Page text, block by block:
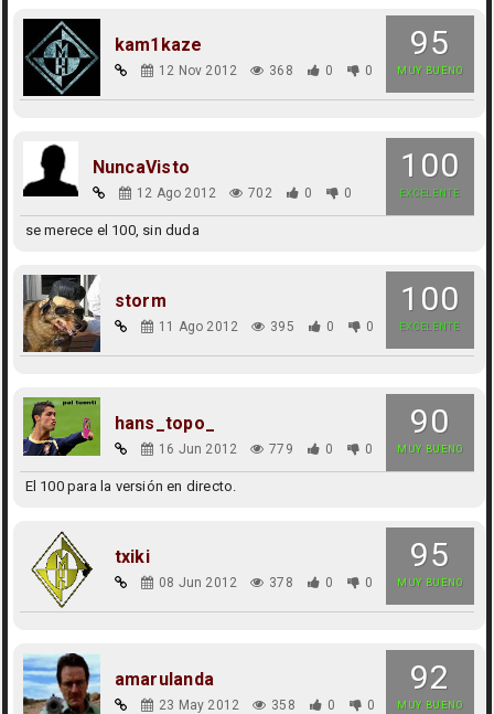
95
MUY BUENO
kam1kaze
12 Nov 2012 368 0 0
100
EXCELENTE
NuncaVisto
12 Ago 2012 702 0 0
se merece el 100, sin duda
100
EXCELENTE
storm
11 Ago 2012 395 0 0
90
MUY BUENO
hans_topo_
16 Jun 2012 779 0 0
El 100 para la versión en directo.
95
MUY BUENO
txiki
08 Jun 2012 378 0 0
92
MUY BUENO
amarulanda
23 May 2012 358 0 0